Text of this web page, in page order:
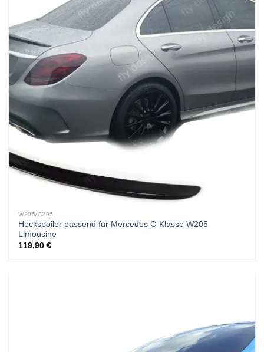
W205/C205
Heckspoiler passend für Mercedes C-Klasse W205
Limousine
119,90€